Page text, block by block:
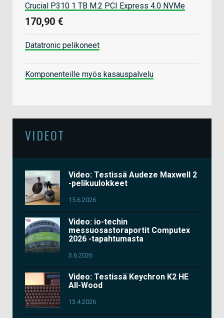
Crucial P310 1 TB M.2 PCI Express 4.0 NVMe
170,90 €
Datatronic pelikoneet
Komponenteille myös kasauspalvelu
VIDEOT
Video: Testissä Audeze Maxwell 2
-pelikuulokkeet
15.6.2026
Video: io-techin
messuosastoraportit Computex
2026 -tapahtumasta
3.6.2026
Video: Testissä Keychron K2 HE
All-Wood
13.4.2026